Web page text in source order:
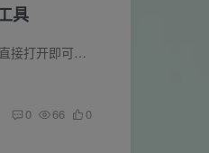
具
前言介绍 软件超级小巧，下载后直接打开即可使用，功能超级强大。可以在运行当中继续多开，智能自动检测进程，使每个进程独立运行，互不冲突。 软件截图
0 66 0